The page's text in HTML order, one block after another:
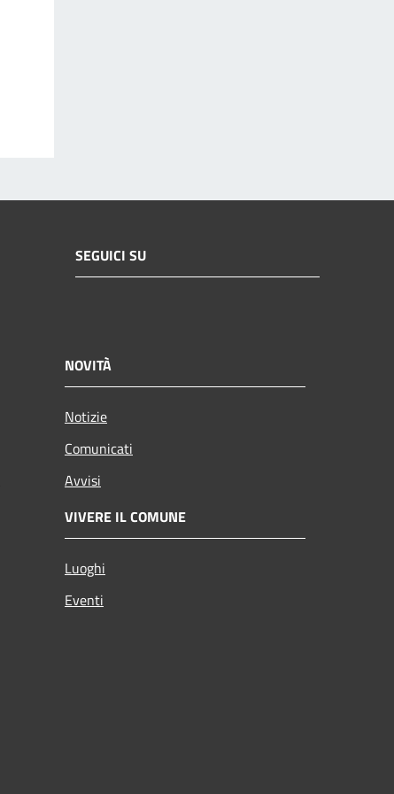
SEGUICI SU
NOVITÀ
Notizie
Comunicati
Avvisi
VIVERE IL COMUNE
Luoghi
Eventi